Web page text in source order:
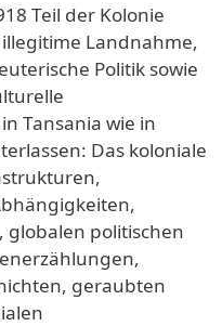
Teil der Kolonie
Landnahme,
Politik sowie
Tansania wie in
Das koloniale
globalen politischen
geraubten